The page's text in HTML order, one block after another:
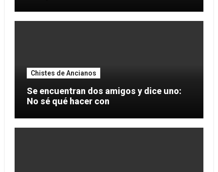
Chistes de Ancianos
Se encuentran dos amigos y dice uno:
No sé qué hacer con